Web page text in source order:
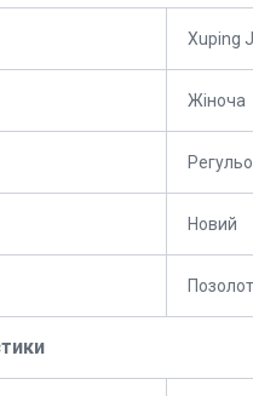
Xuping
Жіноча
Новий